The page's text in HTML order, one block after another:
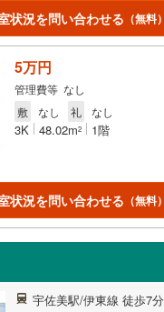
状況を問い合わせる （無料）
5万円
管理費等 なし
敷
なし 礼 なし
3K 48.02m2 1階
状況を問い合わせる （無料）
宇佐美駅/伊東線 徒歩7分